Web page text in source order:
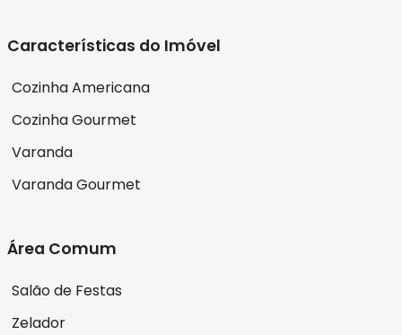
Características do Imóvel
Cozinha Americana
Cozinha Gourmet
Varanda
Varanda Gourmet
Área Comum
Salão de Festas
Zelador